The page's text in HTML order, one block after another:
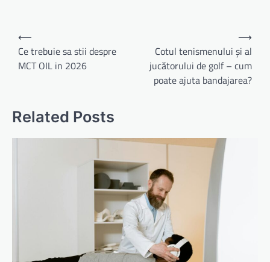
Navigare
în
articole
⟵
Ce trebuie sa stii despre
MCT OIL in 2026
Cotul tenismenului și al
jucătorului de golf – cum
poate ajuta bandajarea?
⟶
Related Posts